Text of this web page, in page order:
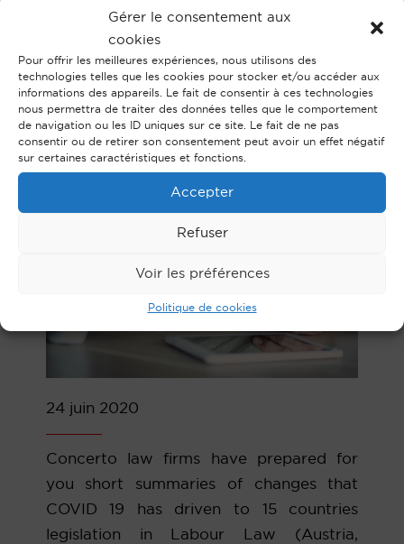
Gérer le consentement aux
cookies
Pour offrir les meilleures expériences, nous utilisons des
technologies telles que les cookies pour stocker et/ou accéder aux
informations des appareils. Le fait de consentir à ces technologies
nous permettra de traiter des données telles que le comportement
de navigation ou les ID uniques sur ce site. Le fait de ne pas
consentir ou de retirer son consentement peut avoir un effet négatif
sur certaines caractéristiques et fonctions.
Accepter
Refuser
Voir les préférences
Politique de cookies
CONCERTO : LABOUR
LAW IN 15 COUNTRIES
24 juin 2020
Concerto law firms have prepared for
you short summaries of changes that
COVID 19 has driven to 15 countries
legislation in Labour Law (Austria,